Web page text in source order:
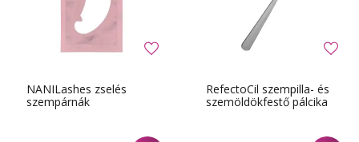
NANILashes zselés
szempárnák
RefectoCil szempilla- és
szemöldökfestő pálcika